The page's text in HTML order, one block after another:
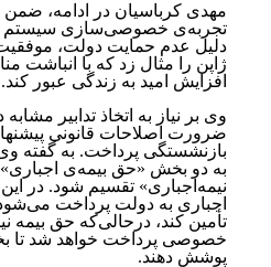
مهدی کرباسیان در ادامه،
تجربه‌ی خصوصی‌سازی سیستم
دلیل عدم حمایت دولت،
ژاپن را مثال زد که با انباشت
افزایش امید به زندگی عبور کند.
وی بر نیاز به اتخاذ تدابیر مشابه
ضرورت اصلاحات قانونی
بازنشستگی پرداخت. به گفته
به دو بخش «حق بیمه‌ی
نیمه‌اجباری» تقسیم شود. در
اجباری به دولت پرداخت
تأمین کند، درحالی‌که حق بیمه
خصوصی پرداخت خواهد شد تا
پوشش دهند.